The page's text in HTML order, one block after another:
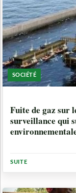
SOCIÉTÉ
Fuite de gaz sur
surveillance qui
SUITE